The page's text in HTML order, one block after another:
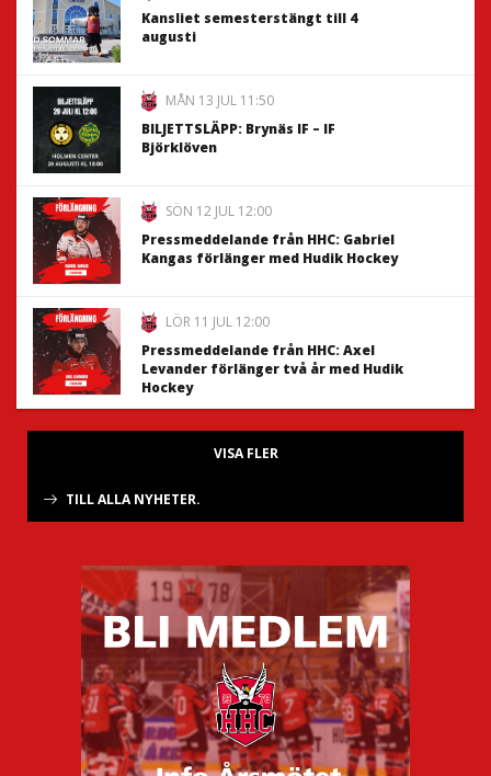
Kansliet semesterstängt till 4
augusti
MÅN 13 JUL 11:50
BILJETTSLÄPP: Brynäs IF – IF
Björklöven
SÖN 12 JUL 12:00
Pressmeddelande från HHC: Gabriel
Kangas förlänger med Hudik Hockey
LÖR 11 JUL 12:00
Pressmeddelande från HHC: Axel
Levander förlänger två år med Hudik
Hockey
VISA FLER
TILL ALLA NYHETER.